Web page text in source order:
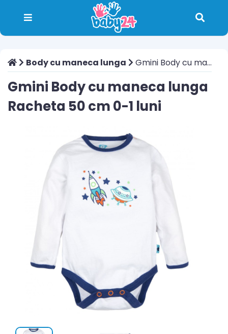
Body cu maneca lunga Gmini Body cu maneca lunga Racheta 50 cm 0-1 luni
Gmini Body cu maneca lunga
Racheta 50 cm 0-1 luni